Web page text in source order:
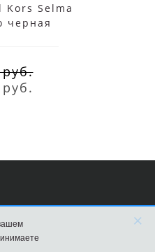
Kors Selma
черная
×